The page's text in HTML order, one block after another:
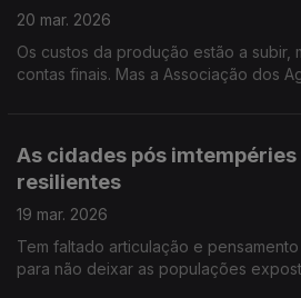
20 mar. 2026
Os custos da produção estão a subir,
contas finais. Mas a Associação dos
As cidades pós
resilientes
19 mar. 2026
Tem faltado articulação e
para não deixar as populações